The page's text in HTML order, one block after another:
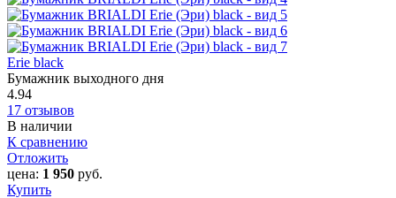
Erie black
Бумажник выходного дня
4.94
17 отзывов
В наличии
К сравнению
Отложить
цена: 1 950 руб.
Купить